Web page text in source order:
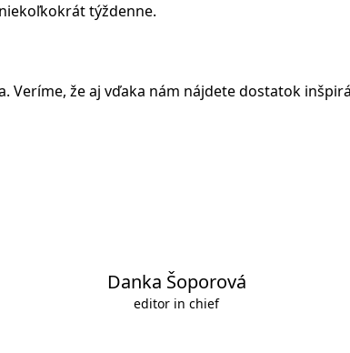
týždenne.
Veríme, že aj vďaka nám nájdete dostatok
Danka Šoporová
editor in chief